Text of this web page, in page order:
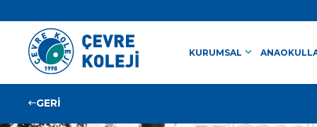
KURUMSAL keyboard_arrow_down
GERİ